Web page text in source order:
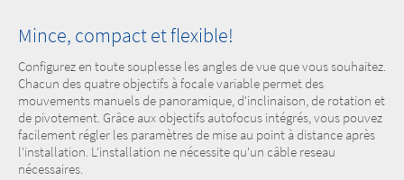
Mince, compact et flexible!
Configurez en toute souplesse les angles de vue que vous souhaitez.
Chacun des quatre objectifs à focale variable permet des
mouvements manuels de panoramique, d'inclinaison, de rotation et
de pivotement. Grâce aux objectifs autofocus intégrés, vous pouvez
facilement régler les paramètres de mise au point à distance après
l'installation. L'installation ne nécessite qu'un câble reseau
nécessaires.